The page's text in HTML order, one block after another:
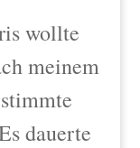
wollte
meinem
dauerte